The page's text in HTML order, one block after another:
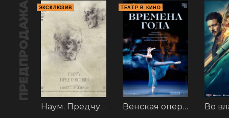
ПРЕДПРОДАЖА ЭКСКЛЮЗИВ
Наум. Предчувствия
ТЕАТР В КИНО
Венская опера: Времена года